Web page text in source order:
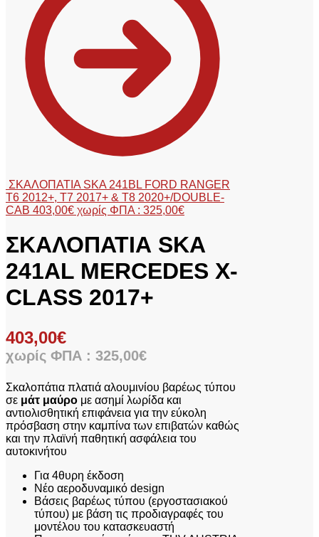
ΣΚΑΛΟΠΑΤΙΑ SKA 241BL FORD RANGER
Τ6 2012+, Τ7 2017+ & Τ8 2020+/DOUBLE-
CAB 403,00€ χωρίς ΦΠΑ : 325,00€
ΣΚΑΛΟΠΑΤΙΑ SKA
241AL MERCEDES X-
CLASS 2017+
403,00€
χωρίς ΦΠΑ : 325,00€
Σκαλοπάτια πλατιά αλουμινίου βαρέως τύπου
σε μάτ μαύρο με ασημί λωρίδα και
αντιολισθητική επιφάνεια για την εύκολη
πρόσβαση στην καμπίνα των επιβατών καθώς
και την πλαϊνή παθητική ασφάλεια του
αυτοκινήτου
Για 4θυρη έκδοση
Νέο αεροδυναμικό design
Βάσεις βαρέως τύπου (εργοστασιακού
τύπου) με βάση τις προδιαγραφές του
μοντέλου του κατασκευαστή